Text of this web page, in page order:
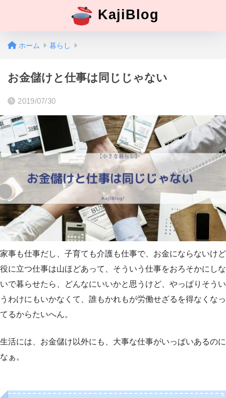
KajiBlog
ホーム 暮らし
お金儲けと仕事は同じじゃない
2019/07/30
家事も仕事だし、子育ても介護も仕事で、お金にならないけど
役に立つ仕事は山ほどあって、そういう仕事をおろそかにしな
いで暮らせたら、どんなにいいかと思うけど、やっぱりそうい
うわけにもいかなくて、誰もかれもが労働せざるを得なくなっ
てるからたいへん。
生活には、お金儲け以外にも、大事な仕事がいっぱいあるのに
なぁ。